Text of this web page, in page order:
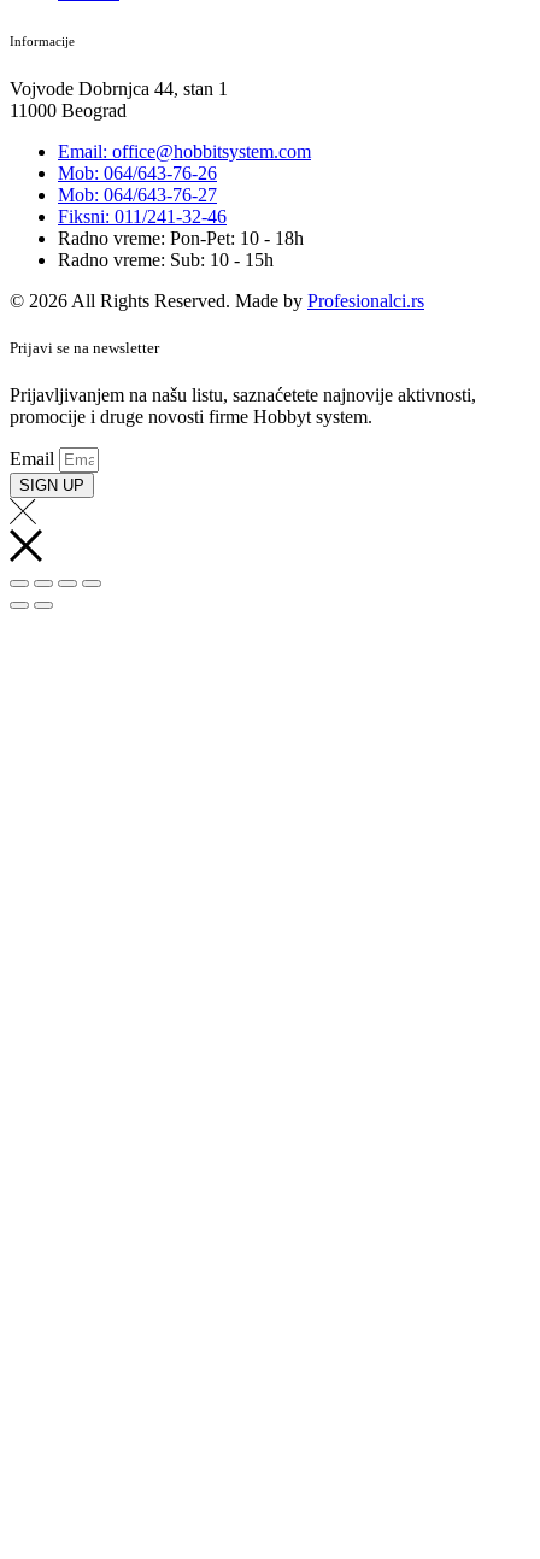
Informacije
Vojvode Dobrnjca 44, stan 1
11000 Beograd
Email: office@hobbitsystem.com
Mob: 064/643-76-26
Mob: 064/643-76-27
Fiksni: 011/241-32-46
Radno vreme: Pon-Pet: 10 - 18h
Radno vreme: Sub: 10 - 15h
© 2026 All Rights Reserved. Made by Profesionalci.rs
Prijavi se na newsletter
Prijavljivanjem na našu listu, saznaćetete najnovije aktivnosti,
promocije i druge novosti firme Hobbyt system.
Email
SIGN UP